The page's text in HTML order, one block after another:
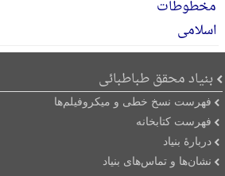
بنیاد محقق طباطبائی
فهرست نسخ خطی و میکروفیلم‌ها
فهرست کتابخانه
دربارۀ بنیاد
نشان‌ها و تماس‌های بنیاد